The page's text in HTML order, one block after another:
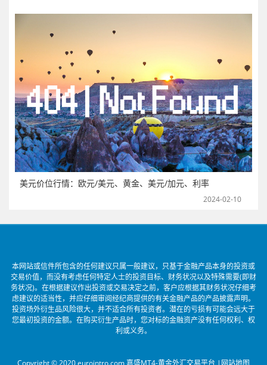
美元价位行情：欧元/美元、黄金、美元/加元、利率
2024-02-10
本网站或信件所包含的任何建议只属一般建议，只基于金融产品本身的投资或
交易价值，而没有考虑任何特定人士的投资目标、财务状况以及特殊需要(即财
务状况)。在根据建议作出投资或交易决定之前，客户应根据其财务状况仔细考
虑建议的适当性，并应仔细审阅经纪商提供的有关金融产品的产品披露声明。
投资场外衍生品风险很大，并不适合所有投资者。潜在的亏损有可能会远大于
您最初投资的金额。在购买衍生产品时，您对标的金融资产没有任何权利、权
利或义务。
Copyright © 2020 eurointro.com 嘉盛MT4-黄金外汇交易平台 | 网站地图